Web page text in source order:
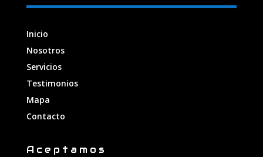
Inicio
Nosotros
Servicios
Testimonios
Mapa
Contacto
Aceptamos